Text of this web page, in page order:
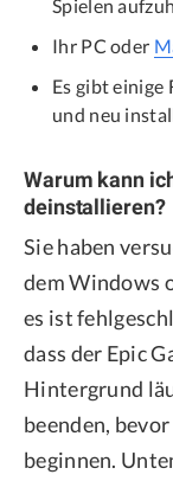
Spielen
Ihr PC oder
Es gibt einige
und neu
Warum kann
deinstallieren?
Sie haben
dem Windows
es ist
dass der Epic
Hintergrund
beenden,
beginnen.